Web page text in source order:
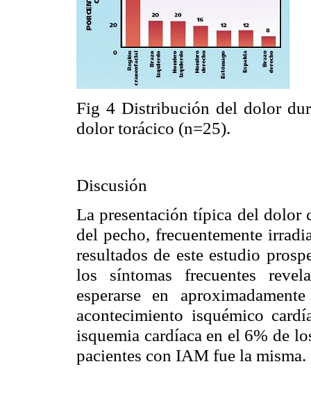
Fig 4 Distribución del dolor
dolor torácico (n=25).
La presentación típica del dolor
del pecho, frecuentemente
resultados de este estudio
los síntomas frecuentes
esperarse en
acontecimiento isquémico
isquemia cardíaca en el 6% de
pacientes con IAM fue la misma.